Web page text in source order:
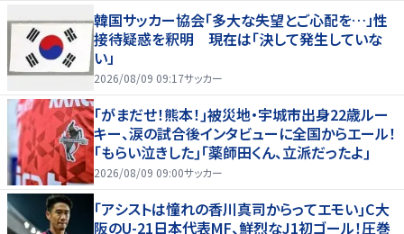
韓国サッカー協会「多大な失望とご心配を…」性
接待疑惑を釈明 現在は「決して発生していな
い」
2026/08/09 09:17サッカー
｢がまだせ！熊本！｣被災地・宇城市出身22歳ルー
キー、涙の試合後インタビューに全国からエール！
｢もらい泣きした｣｢薬師田くん、立派だったよ｣
2026/08/09 09:00サッカー
｢アシストは憧れの香川真司からってエモい｣C大
阪のU-21日本代表MF、鮮烈なJ1初ゴール！圧巻